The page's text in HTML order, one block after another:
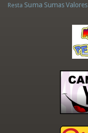
Resta Suma Sumas Valores